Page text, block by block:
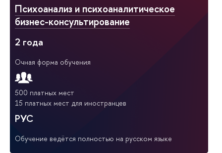
Психоанализ и психоаналитическое
бизнес-консультирование
2 года
Очная форма обучения
500 платных мест
15 платных мест для иностранцев
РУС
Обучение ведётся полностью на русском языке